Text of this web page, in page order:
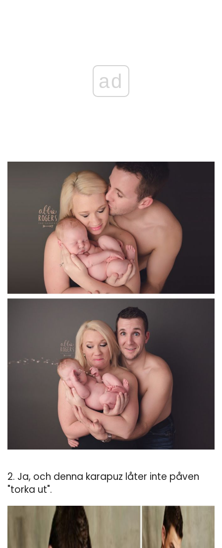
ad
2. Ja, och denna karapuz låter inte påven
"torka ut".